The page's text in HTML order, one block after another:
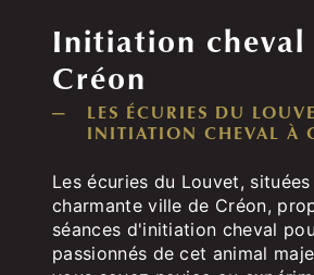
Initiation cheval
Créon
LES ÉCURIES DU
INITIATION CHEVAL À
Les écuries du Louvet,
charmante ville de Créon,
séances d'initiation cheval
passionnés de cet animal